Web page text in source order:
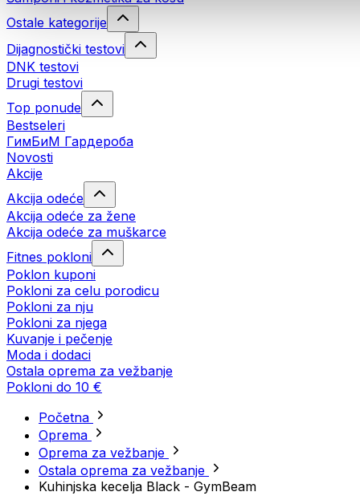
Ostale kategorije
Dijagnostički testovi
DNK testovi
Drugi testovi
Top ponude
Bestseleri
ГимБиМ Гардeробa
Novosti
Akcije
Akcija odeće
Akcija odeće za žene
Akcija odeće za muškarce
Fitnes pokloni
Poklon kuponi
Pokloni za celu porodicu
Pokloni za nju
Pokloni za njega
Kuvanje i pečenje
Moda i dodaci
Ostala oprema za vežbanje
Pokloni do 10 €
Početna
Oprema
Oprema za vežbanje
Ostala oprema za vežbanje
Kuhinjska kecelja Black - GymBeam